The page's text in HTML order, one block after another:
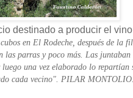
destinado a producir el
en El Rodeche, después de la
las parras y poco más. Las
una vez elaborado lo repartían
cada vecino". PILAR MONTOLIO.